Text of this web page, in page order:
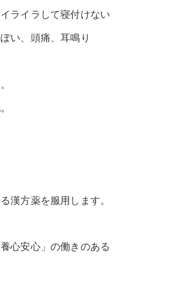
ライラして寝付けない
い、頭痛、耳鳴り
漢方薬を服用します。
心安心」の働きのある